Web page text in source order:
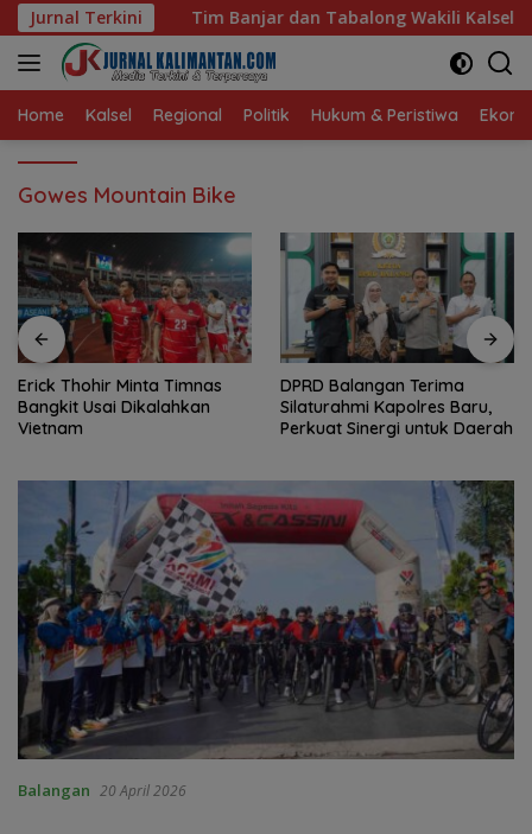
Langsung
ke
konten
Jurnal Terkini
dan Tabalong Wakili Kalsel ke Babak Semifinal
Home Kalsel Regional Politik Hukum & Peristiwa
Gowes Mountain Bike
Erick Thohir Minta Timnas
Bangkit Usai Dikalahkan
Vietnam
DPRD Balangan Terima
Silaturahmi Kapolres Baru,
Perkuat Sinergi untuk Daerah
Balangan 20 April 2026